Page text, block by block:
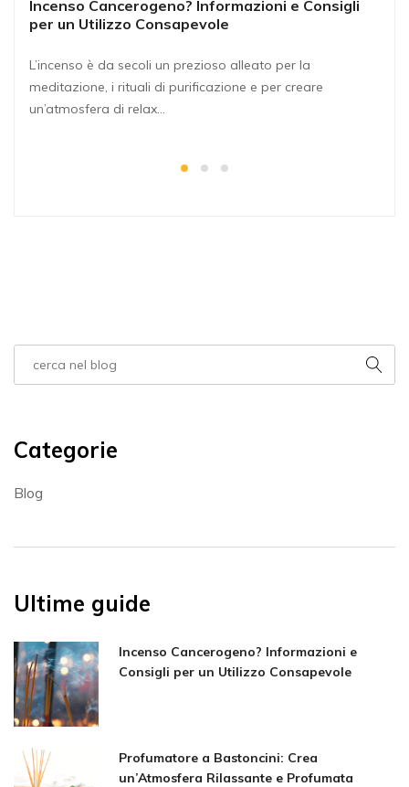
Incenso Cancerogeno? Informazioni e Consigli
per un Utilizzo Consapevole
L’incenso è da secoli un prezioso alleato per la
meditazione, i rituali di purificazione e per creare
un’atmosfera di relax…
Categorie
Blog
Ultime guide
Incenso Cancerogeno? Informazioni e
Consigli per un Utilizzo Consapevole
Profumatore a Bastoncini: Crea
un’Atmosfera Rilassante e Profumata